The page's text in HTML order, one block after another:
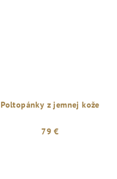
Poltopánky z jemnej kože
79 €